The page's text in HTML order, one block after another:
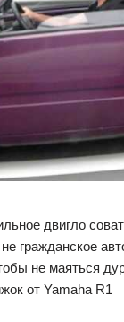
двигло
гражданское
не маяться
от Yamaha R1